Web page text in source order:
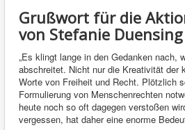
Grußwort für die
von Stefanie Duensing
„Es klingt lange in den Gedanken nach,
abschreitet. Nicht nur die Kreativität
Worte von Freiheit und Recht. Plötzlich
Formulierung von Menschenrechten
heute noch so oft dagegen verstoßen
vergessen, hat daher eine enorme